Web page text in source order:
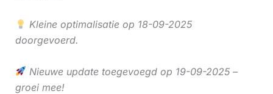
Kleine optimalisatie op 18-09-2025
doorgevoerd.
Nieuwe update toegevoegd op 19-09-2025 –
groei mee!